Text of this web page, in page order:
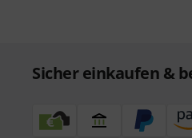
Sicher einkaufen &